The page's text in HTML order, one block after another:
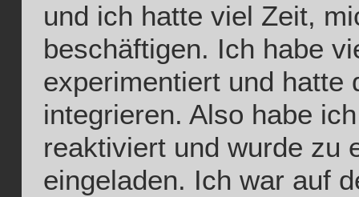
und ich hatte viel Zeit,
beschäftigen. Ich habe
experimentiert und hatte
integrieren. Also habe
reaktiviert und wurde zu
eingeladen. Ich war auf